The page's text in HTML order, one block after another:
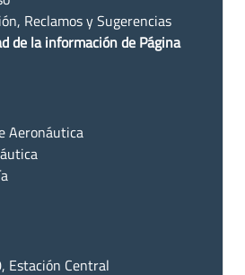
Reclamos y Sugerencias
de la información de Página
Aeronáutica
Estación Central